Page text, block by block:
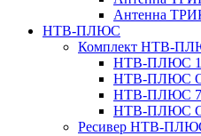
Антенна
НТВ-ПЛЮС
Комплект НТВ-
НТВ-ПЛЮС
НТВ-ПЛЮС
НТВ-ПЛЮС
НТВ-ПЛЮС
Ресивер НТВ-